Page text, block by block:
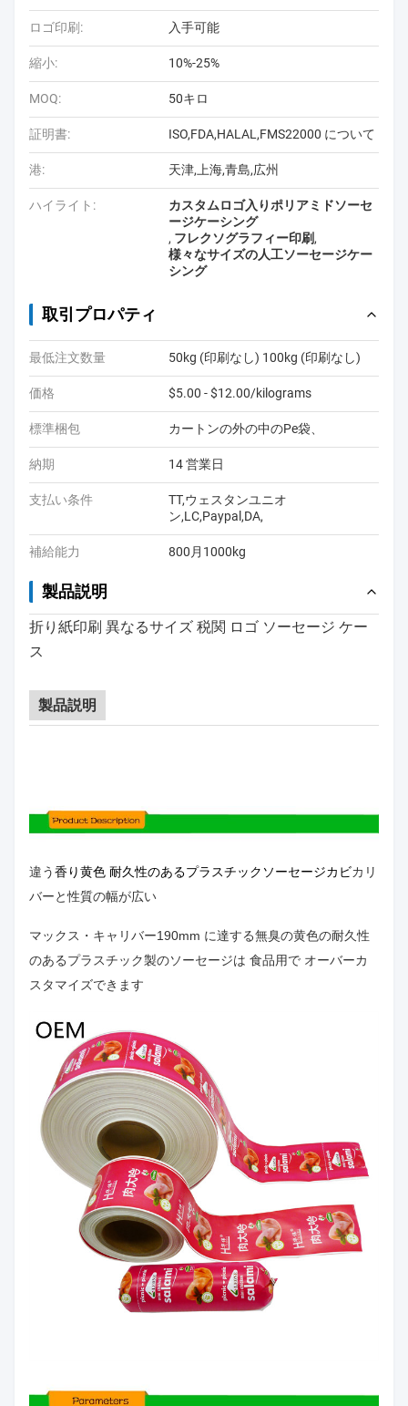
ロゴ印刷: 入手可能
縮小: 10%-25%
MOQ: 50キロ
証明書: ISO,FDA,HALAL,FMS22000 について
港: 天津,上海,青島,広州
ハイライト:
カスタムロゴ入りポリアミドソーセ
ージケーシング
, フレクソグラフィー印刷,
様々なサイズの人工ソーセージケー
シング
取引プロパティ
最低注文数量 50kg (印刷なし) 100kg (印刷なし)
価格 $5.00 - $12.00/kilograms
標準梱包 カートンの外の中のPe袋、
納期 14 営業日
支払い条件
TT,ウェスタンユニオ
ン,LC,Paypal,DA,
補給能力 800月1000kg
製品説明
折り紙印刷 異なるサイズ 税関 ロゴ ソーセージ ケー
ス
製品説明
違う香り黄色 耐久性のあるプラスチックソーセージカビカリ
バーと性質の幅が広い
マックス・キャリバー190mm に達する無臭の黄色の耐久性
のあるプラスチック製のソーセージは 食品用で オーバーカ
スタマイズできます